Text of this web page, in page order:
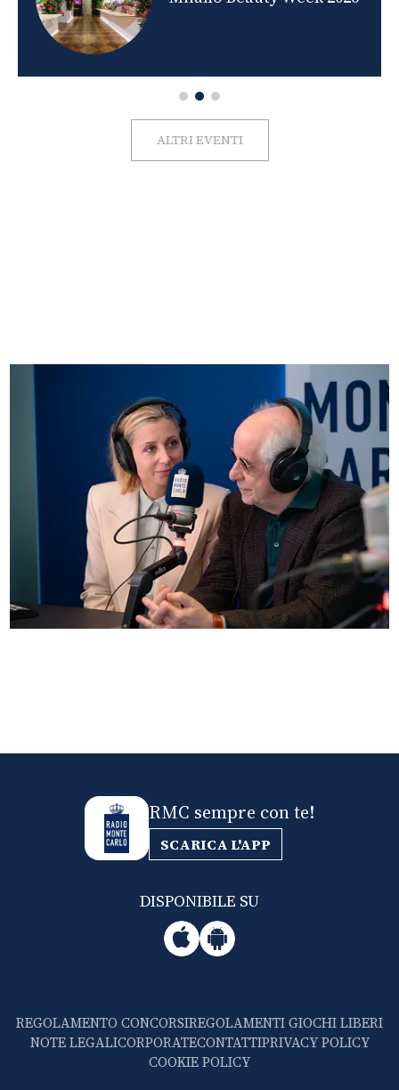
ALTRI EVENTI
RMC sempre con te!
SCARICA L'APP
DISPONIBILE SU
REGOLAMENTO CONCORSIREGOLAMENTI GIOCHI LIBERI
NOTE LEGALICORPORATECONTATTIPRIVACY POLICY
COOKIE POLICY